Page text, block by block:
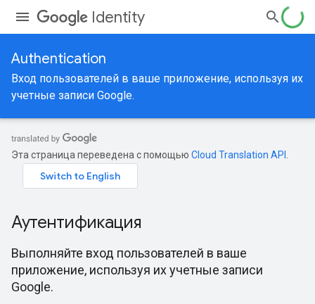
Identity
Authentication
Вход пользователей в ваше приложение, используя их
учетные записи Google.
Эта страница переведена с помощью Cloud Translation API
Аутентификация
Выполняйте вход пользователей в ваше
приложение, используя их учетные записи
Google.